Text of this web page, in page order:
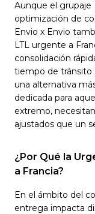
Aunque el grupaje
optimización de
Envio x Envio
LTL urgente a
consolidación
tiempo de tránsito
una alternativa
dedicada para
extremo,
ajustados que un
¿Por Qué la
a Francia?
En el ámbito del
entrega impacta